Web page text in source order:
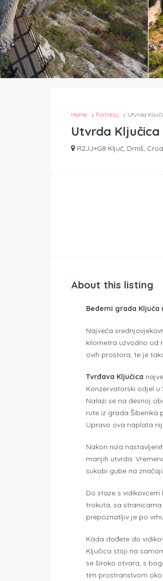
Home Fortress Utvrda
Utvrda Ključica
R2JJ+G8 Ključ, Drniš,
About this listing
Bedemi grada Ključa
Najveća
kilometra uzvodno od
ovih prostora, te je
Tvrđava Ključica
Konzervatorski odjel u
Nalazi se na desnoj
rute iz grada Šibenika
Upravo ova naplata
Nakon niza
manjih utvrda.
sukobi gube na
Do staze s
trokuta, sa stranicama
prepoznatljiv je po
Kada dođete do
Ključica stoji na
se široko otvara, s
tim prostranstvom oko